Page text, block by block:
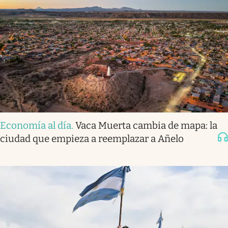
Economía al día. Vaca Muerta cambia de mapa: la
ciudad que empieza a reemplazar a Añelo